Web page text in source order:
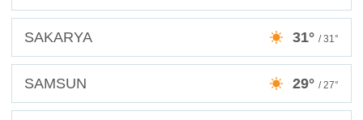
SAKARYA 31° / 31°
SAMSUN 29° / 27°